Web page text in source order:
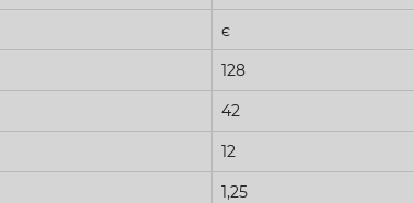
є
128
42
12
1,25